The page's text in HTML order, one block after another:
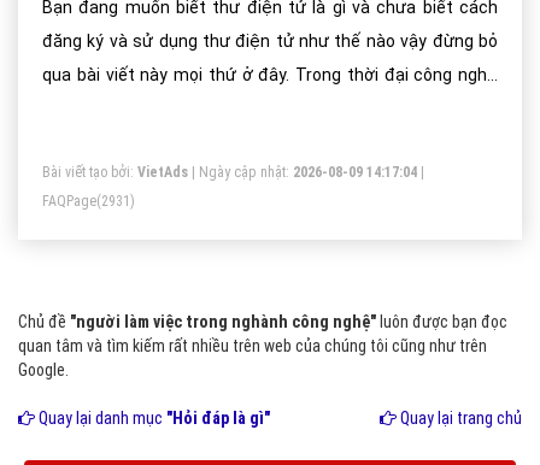
Bạn đang muốn biết thư điện tử là gì và chưa biết cách
đăng ký và sử dụng thư điện tử như thế nào vậy đừng bỏ
qua bài viết này mọi thứ ở đây. Trong thời đại công nghệ
Bài viết tạo bởi: VietAds | Ngày cập nhật: 2026-08-09 14:17:04
FAQPage(2931)
Chủ đề "người làm việc trong nghành công nghệ" luôn được bạn đọc
quan tâm và tìm kiếm rất nhiều trên web của chúng tôi cũng như trên
Google.
Quay lại danh mục "Hỏi đáp là gì" Quay lại trang chủ